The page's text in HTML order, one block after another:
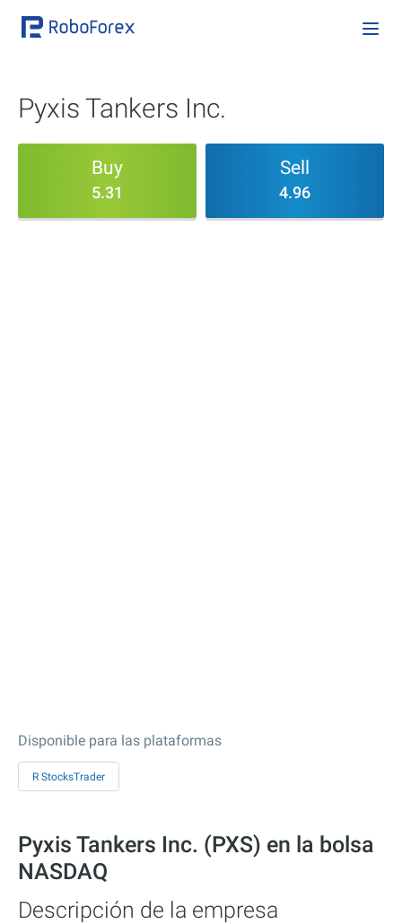
Pyxis Tankers Inc.
Buy
5.31
Sell
4.96
Disponible para las plataformas
R StocksTrader
Pyxis Tankers Inc. (PXS) en la bolsa
NASDAQ
Descripción de la empresa